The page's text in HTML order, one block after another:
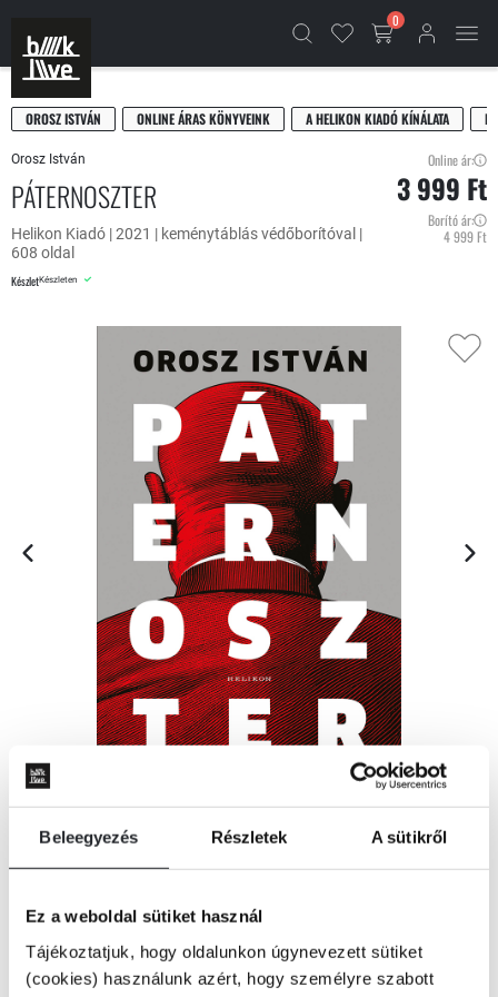
Beleegyezés Részletek A sütikről
Ez a weboldal sütiket használ
Tájékoztatjuk, hogy oldalunkon úgynevezett sütiket
(cookies) használunk azért, hogy személyre szabott
0
OROSZ ISTVÁN ONLINE ÁRAS KÖNYVEINK A HELIKON KIADÓ KÍNÁLATA
Orosz István
PÁTERNOSZTER
Helikon Kiadó | 2021 | keménytáblás védőborítóval |
608 oldal
KészletKészleten
Online ár:
3 999 Ft
Borító ár:
4 999 Ft
KOSÁRBA